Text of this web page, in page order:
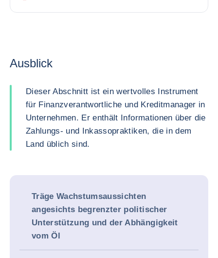
Ausblick
Dieser Abschnitt ist ein wertvolles Instrument
für Finanzverantwortliche und Kreditmanager in
Unternehmen. Er enthält Informationen über die
Zahlungs- und Inkassopraktiken, die in dem
Land üblich sind.
Träge Wachstumsaussichten
angesichts begrenzter politischer
Unterstützung und der Abhängigkeit
vom Öl